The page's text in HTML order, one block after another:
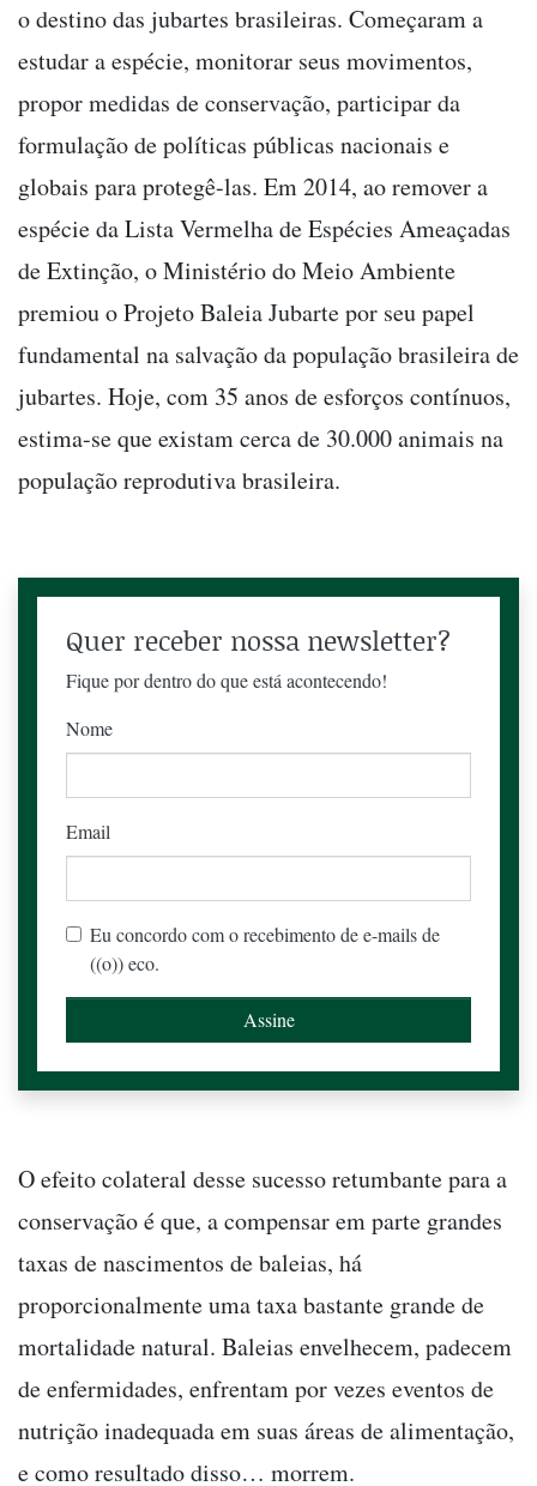
o destino das jubartes brasileiras. Começaram a
estudar a espécie, monitorar seus movimentos,
propor medidas de conservação, participar da
formulação de políticas públicas nacionais e
globais para protegê-las. Em 2014, ao remover a
espécie da Lista Vermelha de Espécies Ameaçadas
de Extinção, o Ministério do Meio Ambiente
premiou o Projeto Baleia Jubarte por seu papel
fundamental na salvação da população brasileira de
jubartes. Hoje, com 35 anos de esforços contínuos,
estima-se que existam cerca de 30.000 animais na
população reprodutiva brasileira.
Quer receber nossa newsletter?
Fique por dentro do que está acontecendo!
Nome
Email
Eu concordo com o recebimento de e-mails de
((o)) eco.
O efeito colateral desse sucesso retumbante para a
conservação é que, a compensar em parte grandes
taxas de nascimentos de baleias, há
proporcionalmente uma taxa bastante grande de
mortalidade natural. Baleias envelhecem, padecem
de enfermidades, enfrentam por vezes eventos de
nutrição inadequada em suas áreas de alimentação,
e como resultado disso… morrem.